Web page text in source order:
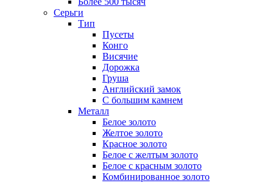
Серьги
Тип
Пусеты
Конго
Висячие
Дорожка
Груша
Английский замок
С большим камнем
Металл
Белое золото
Желтое золото
Красное золото
Белое с желтым золото
Белое с красным золото
Комбинированное золото